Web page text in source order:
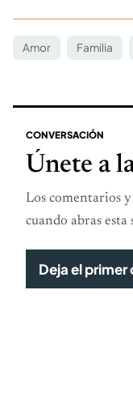
Amor Familia
CONVERSACIÓN
Únete a
Los comentarios
cuando abras esta
Deja el